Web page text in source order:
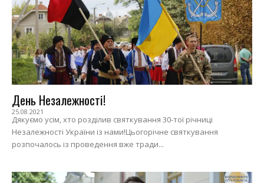
День Незалежності!
25.08.2021
Дякуємо усім, хто розділив святкування 30-тої річниці
Незалежності України із нами!Цьогорічне святкування
розпочалось із проведення вже тради...